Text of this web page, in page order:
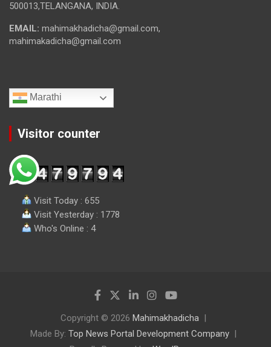
500013,TELANGANA, INDIA.
EMAIL: mahimakhadicha@gmail.com,
mahimakadicha@gmail.com
Marathi
Visitor counter
Visit Today : 655
Visit Yesterday : 1778
Who's Online : 4
Copyright © 2026 Mahimakhadicha
Made By: Top News Portal Development Company